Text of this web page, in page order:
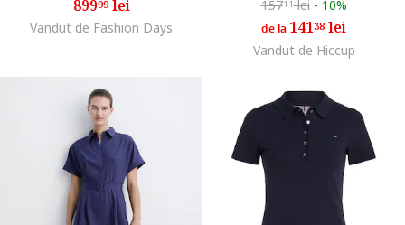
89999lei
Vandut de Fashion Days
15711lei - 10%
de la 14138 lei
Vandut de Hiccup